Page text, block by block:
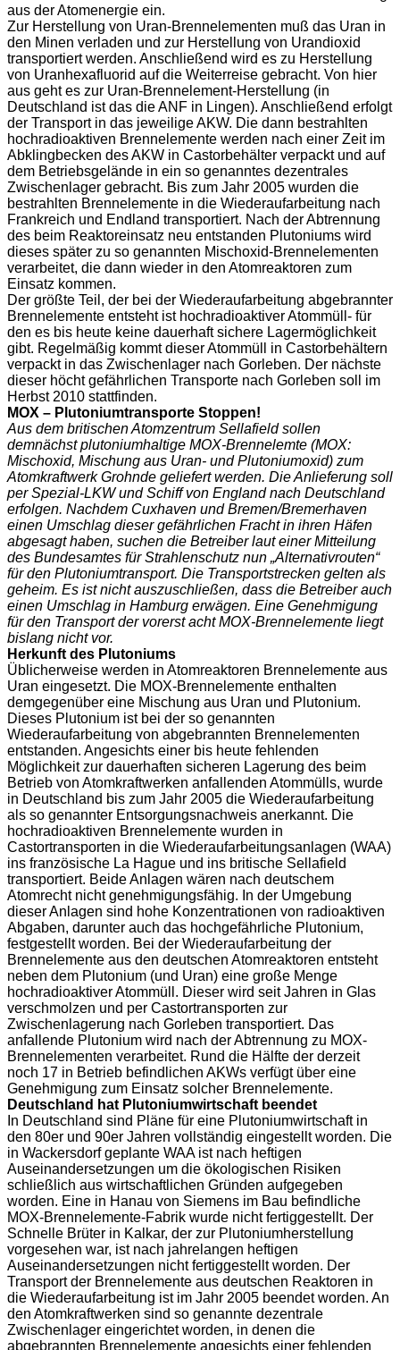
aus der Atomenergie ein.
Zur Herstellung von Uran-Brennelementen muß das Uran in
den Minen verladen und zur Herstellung von Urandioxid
transportiert werden. Anschließend wird es zu Herstellung
von Uranhexafluorid auf die Weiterreise gebracht. Von hier
aus geht es zur Uran-Brennelement-Herstellung (in
Deutschland ist das die ANF in Lingen). Anschließend erfolgt
der Transport in das jeweilige AKW. Die dann bestrahlten
hochradioaktiven Brennelemente werden nach einer Zeit im
Abklingbecken des AKW in Castorbehälter verpackt und auf
dem Betriebsgelände in ein so genanntes dezentrales
Zwischenlager gebracht. Bis zum Jahr 2005 wurden die
bestrahlten Brennelemente in die Wiederaufarbeitung nach
Frankreich und Endland transportiert. Nach der Abtrennung
des beim Reaktoreinsatz neu entstanden Plutoniums wird
dieses später zu so genannten Mischoxid-Brennelementen
verarbeitet, die dann wieder in den Atomreaktoren zum
Einsatz kommen.
Der größte Teil, der bei der Wiederaufarbeitung abgebrannter
Brennelemente entsteht ist hochradioaktiver Atommüll- für
den es bis heute keine dauerhaft sichere Lagermöglichkeit
gibt. Regelmäßig kommt dieser Atommüll in Castorbehältern
verpackt in das Zwischenlager nach Gorleben. Der nächste
dieser höcht gefährlichen Transporte nach Gorleben soll im
Herbst 2010 stattfinden.
MOX – Plutoniumtransporte Stoppen!
Aus dem britischen Atomzentrum Sellafield sollen
demnächst plutoniumhaltige MOX-Brennelemte (MOX:
Mischoxid, Mischung aus Uran- und Plutoniumoxid) zum
Atomkraftwerk Grohnde geliefert werden. Die Anlieferung soll
per Spezial-LKW und Schiff von England nach Deutschland
erfolgen. Nachdem Cuxhaven und Bremen/Bremerhaven
einen Umschlag dieser gefährlichen Fracht in ihren Häfen
abgesagt haben, suchen die Betreiber laut einer Mitteilung
des Bundesamtes für Strahlenschutz nun „Alternativrouten“
für den Plutoniumtransport. Die Transportstrecken gelten als
geheim. Es ist nicht auszuschließen, dass die Betreiber auch
einen Umschlag in Hamburg erwägen. Eine Genehmigung
für den Transport der vorerst acht MOX-Brennelemente liegt
bislang nicht vor.
Herkunft des Plutoniums
Üblicherweise werden in Atomreaktoren Brennelemente aus
Uran eingesetzt. Die MOX-Brennelemente enthalten
demgegenüber eine Mischung aus Uran und Plutonium.
Dieses Plutonium ist bei der so genannten
Wiederaufarbeitung von abgebrannten Brennelementen
entstanden. Angesichts einer bis heute fehlenden
Möglichkeit zur dauerhaften sicheren Lagerung des beim
Betrieb von Atomkraftwerken anfallenden Atommülls, wurde
in Deutschland bis zum Jahr 2005 die Wiederaufarbeitung
als so genannter Entsorgungsnachweis anerkannt. Die
hochradioaktiven Brennelemente wurden in
Castortransporten in die Wiederaufarbeitungsanlagen (WAA)
ins französische La Hague und ins britische Sellafield
transportiert. Beide Anlagen wären nach deutschem
Atomrecht nicht genehmigungsfähig. In der Umgebung
dieser Anlagen sind hohe Konzentrationen von radioaktiven
Abgaben, darunter auch das hochgefährliche Plutonium,
festgestellt worden. Bei der Wiederaufarbeitung der
Brennelemente aus den deutschen Atomreaktoren entsteht
neben dem Plutonium (und Uran) eine große Menge
hochradioaktiver Atommüll. Dieser wird seit Jahren in Glas
verschmolzen und per Castortransporten zur
Zwischenlagerung nach Gorleben transportiert. Das
anfallende Plutonium wird nach der Abtrennung zu MOX-
Brennelementen verarbeitet. Rund die Hälfte der derzeit
noch 17 in Betrieb befindlichen AKWs verfügt über eine
Genehmigung zum Einsatz solcher Brennelemente.
Deutschland hat Plutoniumwirtschaft beendet
In Deutschland sind Pläne für eine Plutoniumwirtschaft in
den 80er und 90er Jahren vollständig eingestellt worden. Die
in Wackersdorf geplante WAA ist nach heftigen
Auseinandersetzungen um die ökologischen Risiken
schließlich aus wirtschaftlichen Gründen aufgegeben
worden. Eine in Hanau von Siemens im Bau befindliche
MOX-Brennelemente-Fabrik wurde nicht fertiggestellt. Der
Schnelle Brüter in Kalkar, der zur Plutoniumherstellung
vorgesehen war, ist nach jahrelangen heftigen
Auseinandersetzungen nicht fertiggestellt worden. Der
Transport der Brennelemente aus deutschen Reaktoren in
die Wiederaufarbeitung ist im Jahr 2005 beendet worden. An
den Atomkraftwerken sind so genannte dezentrale
Zwischenlager eingerichtet worden, in denen die
abgebrannten Brennelemente angesichts einer fehlenden